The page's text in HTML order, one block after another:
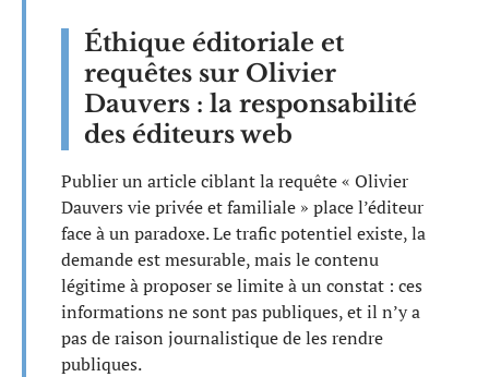
Éthique éditoriale et
requêtes sur Olivier
Dauvers : la responsabilité
des éditeurs web
Publier un article ciblant la requête « Olivier
Dauvers vie privée et familiale » place l’éditeur
face à un paradoxe. Le trafic potentiel existe, la
demande est mesurable, mais le contenu
légitime à proposer se limite à un constat : ces
informations ne sont pas publiques, et il n’y a
pas de raison journalistique de les rendre
publiques.